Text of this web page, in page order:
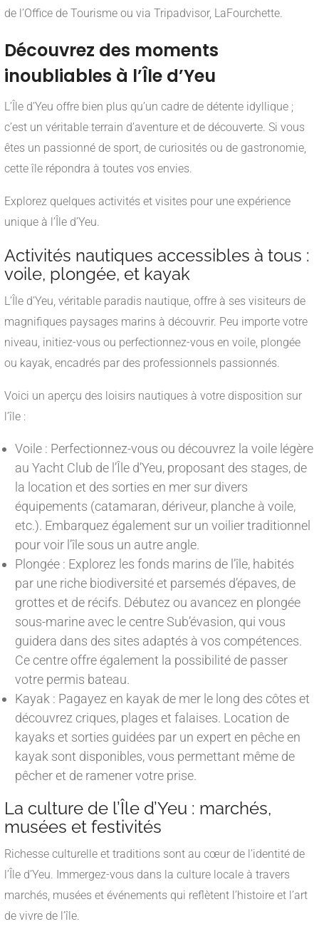
de l’Office de Tourisme ou via Tripadvisor, LaFourchette.
Découvrez des moments
inoubliables à l’Île d’Yeu
L’Île d’Yeu offre bien plus qu’un cadre de détente idyllique ;
c’est un véritable terrain d’aventure et de découverte. Si vous
êtes un passionné de sport, de curiosités ou de gastronomie,
cette île répondra à toutes vos envies.
Explorez quelques activités et visites pour une expérience
unique à l’Île d’Yeu.
Activités nautiques accessibles à tous :
voile, plongée, et kayak
L’Île d’Yeu, véritable paradis nautique, offre à ses visiteurs de
magnifiques paysages marins à découvrir. Peu importe votre
niveau, initiez-vous ou perfectionnez-vous en voile, plongée
ou kayak, encadrés par des professionnels passionnés.
Voici un aperçu des loisirs nautiques à votre disposition sur
l’île :
Voile : Perfectionnez-vous ou découvrez la voile légère
au Yacht Club de l’Île d’Yeu, proposant des stages, de
la location et des sorties en mer sur divers
équipements (catamaran, dériveur, planche à voile,
etc.). Embarquez également sur un voilier traditionnel
pour voir l’île sous un autre angle.
Plongée : Explorez les fonds marins de l’île, habités
par une riche biodiversité et parsemés d’épaves, de
grottes et de récifs. Débutez ou avancez en plongée
sous-marine avec le centre Sub’évasion, qui vous
guidera dans des sites adaptés à vos compétences.
Ce centre offre également la possibilité de passer
votre permis bateau.
Kayak : Pagayez en kayak de mer le long des côtes et
découvrez criques, plages et falaises. Location de
kayaks et sorties guidées par un expert en pêche en
kayak sont disponibles, vous permettant même de
pêcher et de ramener votre prise.
La culture de l’Île d’Yeu : marchés,
musées et festivités
Richesse culturelle et traditions sont au cœur de l’identité de
l’Île d’Yeu. Immergez-vous dans la culture locale à travers
marchés, musées et événements qui reflètent l’histoire et l’art
de vivre de l’île.